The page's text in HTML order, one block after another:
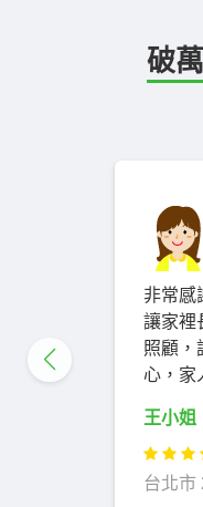
破
非常感
讓家裡
照顧，
心，家
王小姐
台北市